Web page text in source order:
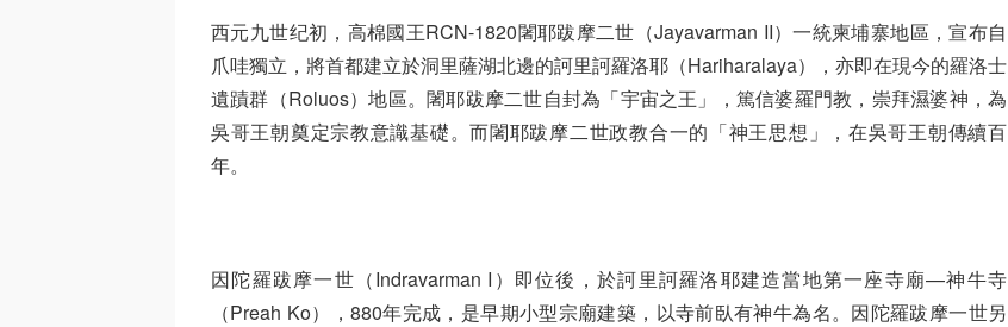
西元九世纪初，高棉國王RCN-1820闍耶跋摩二世（Jayavarman II）一統柬埔寨地區，宣布自
爪哇獨立，將首都建立於洞里薩湖北邊的訶里訶羅洛耶（Hariharalaya），亦即在現今的羅洛士
遺蹟群（Roluos）地區。闍耶跋摩二世自封為「宇宙之王」，篤信婆羅門教，崇拜濕婆神，為
吳哥王朝奠定宗教意識基礎。而闍耶跋摩二世政教合一的「神王思想」，在吳哥王朝傳續百
年。
因陀羅跋摩一世（Indravarman I）即位後，於訶里訶羅洛耶建造當地第一座寺廟—神牛寺
（Preah Ko），880年完成，是早期小型宗廟建築，以寺前臥有神牛為名。因陀羅跋摩一世另